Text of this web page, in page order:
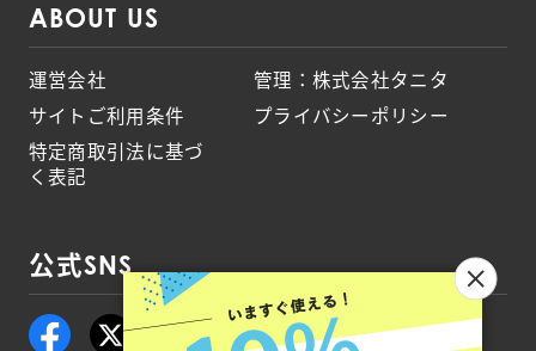
ABOUT US
運営会社
管理：株式会社タニタ
サイトご利用条件
プライバシーポリシー
特定商取引法に基づ
く表記
公式SNS